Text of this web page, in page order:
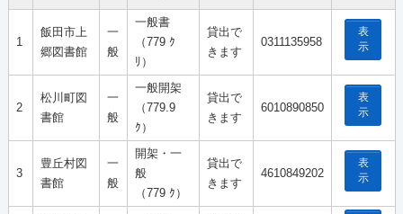
1
飯田市上
郷図書館
一
般
一般書
（779 ｸ
ﾘ）
貸出で
きます
0311135958
表
示
2
松川町図
書館
一
般
一般開架
（779.9
ｸ）
貸出で
きます
6010890850
表
示
3
豊丘村図
書館
一
般
開架・一
般
（779 ｸ）
貸出で
きます
4610849202
表
示